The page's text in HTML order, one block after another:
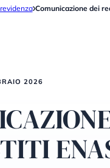
Comunicazione dei
2026